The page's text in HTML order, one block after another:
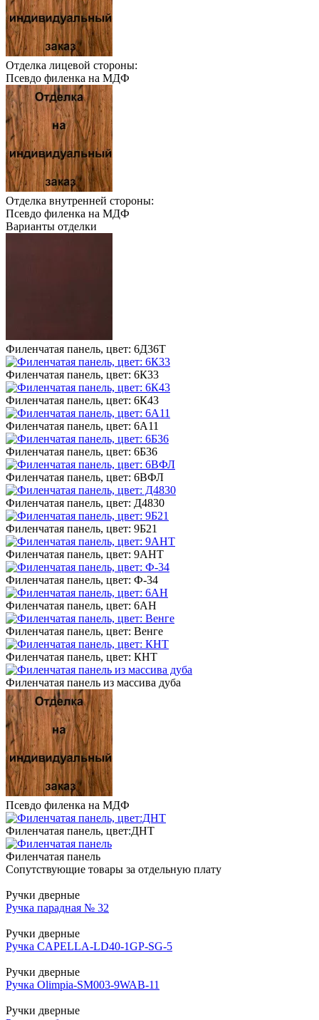
Отделка лицевой стороны:
Псевдо филенка на МДФ
Отделка внутренней стороны:
Псевдо филенка на МДФ
Варианты отделки
Филенчатая панель, цвет: 6Д36Т
Филенчатая панель, цвет: 6К33
Филенчатая панель, цвет: 6К43
Филенчатая панель, цвет: 6А11
Филенчатая панель, цвет: 6Б36
Филенчатая панель, цвет: 6ВФЛ
Филенчатая панель, цвет: Д4830
Филенчатая панель, цвет: 9Б21
Филенчатая панель, цвет: 9АНТ
Филенчатая панель, цвет: Ф-34
Филенчатая панель, цвет: 6АН
Филенчатая панель, цвет: Венге
Филенчатая панель, цвет: КНТ
Филенчатая панель из массива дуба
Псевдо филенка на МДФ
Филенчатая панель, цвет:ДНТ
Филенчатая панель
Сопутствующие товары за отдельную плату
Ручки дверные
Ручка парадная № 32
Ручки дверные
Ручка CAPELLA-LD40-1GP-SG-5
Ручки дверные
Ручка Olimpia-SM003-9WAB-11
Ручки дверные